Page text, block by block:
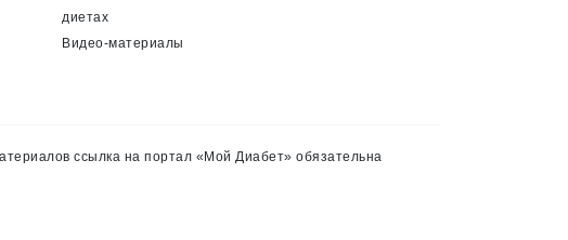
диетах
Видео-материалы
ссылка на портал «Мой Диабет» обязательна